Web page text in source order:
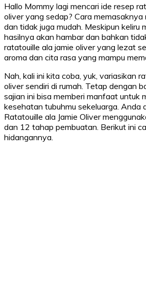
Hallo Mommy lagi mencari ide resep
oliver yang sedap? Cara memasaknya
dan tidak juga mudah. Meskipun keliru
hasilnya akan hambar dan bahkan
ratatouille ala jamie oliver yang lezat
aroma dan cita rasa yang mampu
Nah, kali ini kita coba, yuk, variasikan
oliver sendiri di rumah. Tetap dengan
sajian ini bisa memberi manfaat untuk
kesehatan tubuhmu sekeluarga. Anda
Ratatouille ala Jamie Oliver
dan 12 tahap pembuatan. Berikut ini
hidangannya.